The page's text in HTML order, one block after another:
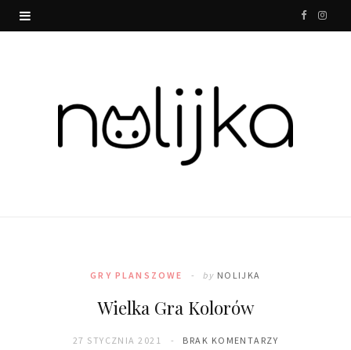
F I
GRY PLANSZOWE by NOLIJKA
Wielka Gra Kolorów
27 STYCZNIA 2021 BRAK KOMENTARZY